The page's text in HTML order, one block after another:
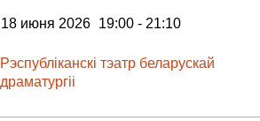
18 июня 2026 19:00 - 21:10
Рэспублiканскi тэатр беларускай
драматургii